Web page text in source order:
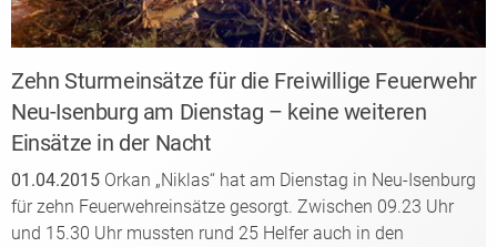
Zehn Sturmeinsätze für die Freiwillige Feuerwehr
Neu-Isenburg am Dienstag – keine weiteren
Einsätze in der Nacht
01.04.2015 Orkan „Niklas“ hat am Dienstag in Neu-Isenburg
für zehn Feuerwehreinsätze gesorgt. Zwischen 09.23 Uhr
und 15.30 Uhr mussten rund 25 Helfer auch in den